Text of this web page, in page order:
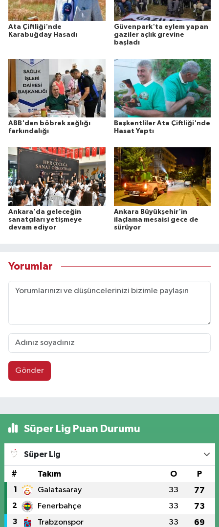
Ata Çiftliği'nde
Karabuğday Hasadı
Güvenpark'ta eylem yapan
gaziler açlık grevine
başladı
ABB'den böbrek sağlığı
farkındalığı
Başkentliler Ata Çiftliği'nde
Hasat Yaptı
Ankara'da geleceğin
sanatçıları yetişmeye
devam ediyor
Ankara Büyükşehir'in
ilaçlama mesaisi gece de
sürüyor
Yorumlar
Gönder
Süper Lig Puan Durumu
Süper Lig
# Takım O P
1 Galatasaray 33 77
2 Fenerbahçe 33 73
3 Trabzonspor 33 69